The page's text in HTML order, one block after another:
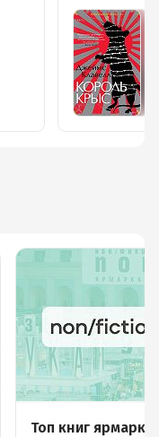
Топ книг ярмарки